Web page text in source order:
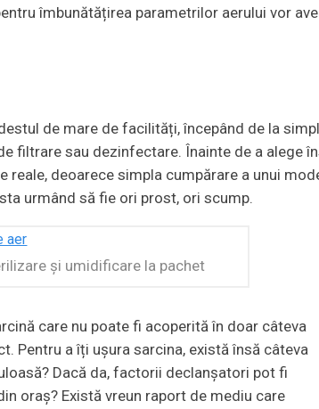
îmbunătățirea parametrilor aerului vor
de mare de facilități, începând de la
filtrare sau dezinfectare. Înainte de a alege
deoarece simpla cumpărare a unui
urmând să fie ori prost, ori scump.
și umidificare la pachet
care nu poate fi acoperită în doar câteva
Pentru a îți ușura sarcina, există însă câteva
Dacă da, factorii declanșatori pot fi
oraș? Există vreun raport de mediu care